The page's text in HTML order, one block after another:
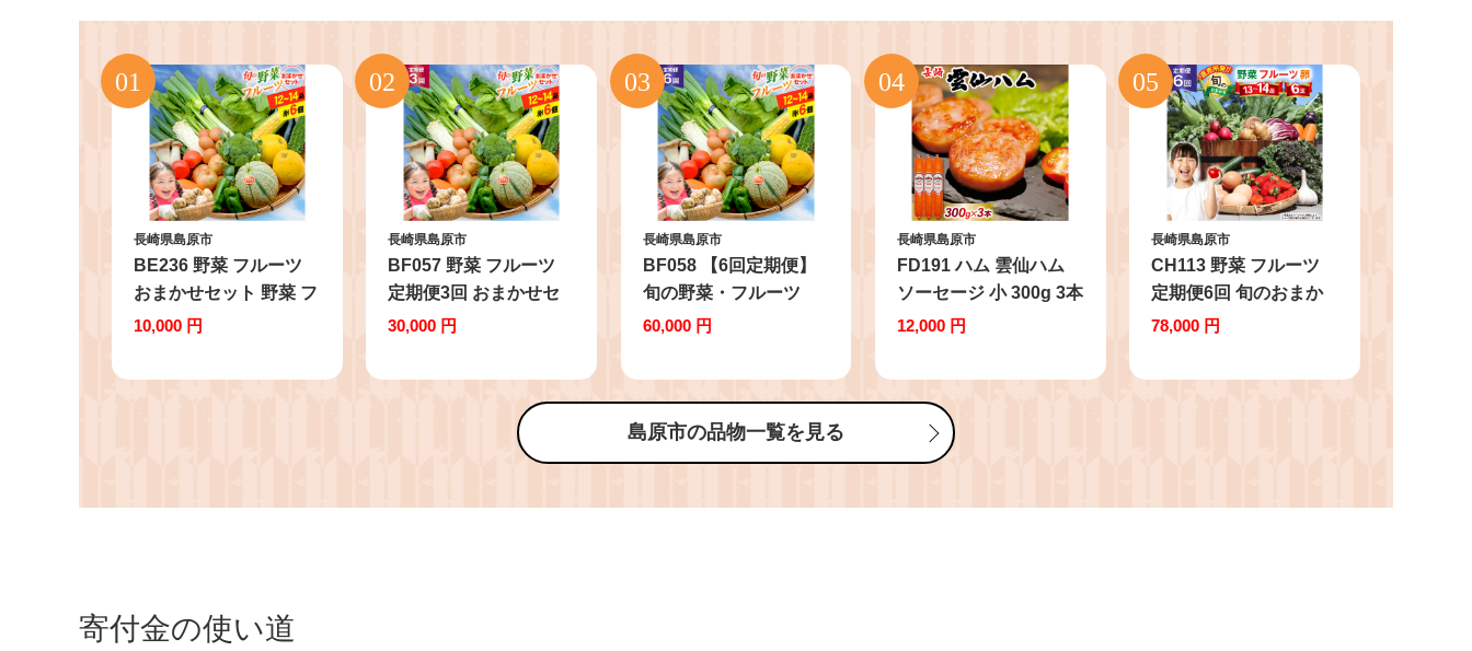
長崎県島原市
BE236 野菜 フルーツ
おまかせセット 野菜 フ
ルーツ12～14品目 卵6
10,000 円
長崎県島原市
BF057 野菜 フルーツ
定期便3回 おまかせセ
ット 野菜 フルーツ12～
ット 詰め合わせ 産地直
送 春 夏 秋 冬 フードシ
ョップ江戸屋 長崎県 島
30,000 円
長崎県島原市
BF058 【6回定期便】
旬の野菜・フルーツ
(12～14品目)・卵 (6個)
の 果物 タマゴ たまご
詰め合わせ 江戸屋 長崎
60,000 円
長崎県島原市
FD191 ハム 雲仙ハム
ソーセージ 小 300g 3本
[ 人気 絶品 ハム ソーセ
冷蔵 国産 小分け 一人
暮らし 単身 雲仙ハム
ASTY 長崎県 島原市 ふ
12,000 円
長崎県島原市
CH113 野菜 フルーツ
定期便6回 旬のおまか
せセット 野菜 フルーツ
納税 ]
78,000 円
島原市の品物一覧を見る
寄付金の使い道